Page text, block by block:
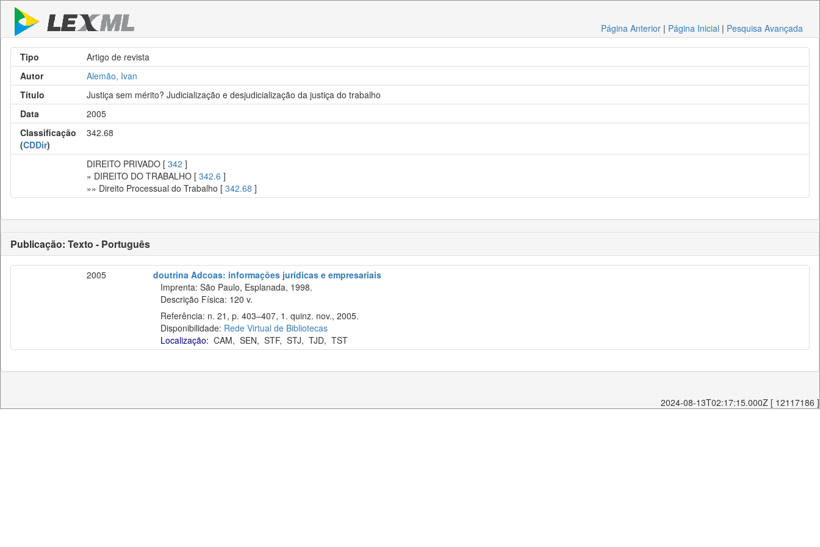
Página Anterior | Página Inicial | Pesquisa Avançada
Tipo
Artigo de revista
Autor
Alemão, Ivan
Título
Justiça sem mérito? Judicialização e desjudicialização da justiça do trabalho
Data
2005
Classificação
(CDDir)
342.68
DIREITO PRIVADO [ 342 ]
» DIREITO DO TRABALHO [ 342.6 ]
»» Direito Processual do Trabalho [ 342.68 ]
Publicação: Texto - Português
2005
doutrina Adcoas: informações jurídicas e empresariais
Imprenta: São Paulo, Esplanada, 1998.
Descrição Física: 120 v.
Referência: n. 21, p. 403–407, 1. quinz. nov., 2005.
Disponibilidade: Rede Virtual de Bibliotecas
Localização: CAM, SEN, STF, STJ, TJD, TST
2024-08-13T02:17:15.000Z [ 12117186 ]